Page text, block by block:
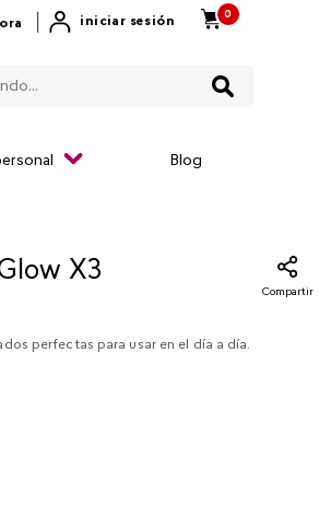
iniciar sesión
0
Blog
X3​
Compartir
perfectas para usar en el día a día.